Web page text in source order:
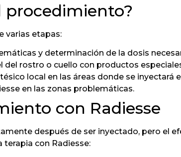
procedimiento?
varias etapas:
y determinación de la dosis
del rostro o cuello con productos
local en las áreas donde se
en las zonas problemáticas.
con Radiesse
después de ser inyectado, pero el
terapia con Radiesse: